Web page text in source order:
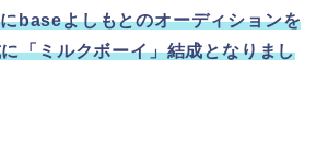
baseよしもとのオーディションを
「ミルクボーイ」結成となりまし